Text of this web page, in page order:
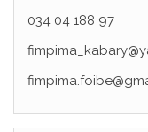
034 04 188 97